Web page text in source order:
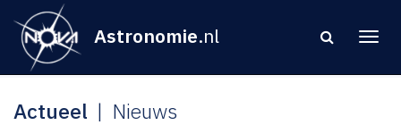
Astronomie.nl
Actueel Nieuws